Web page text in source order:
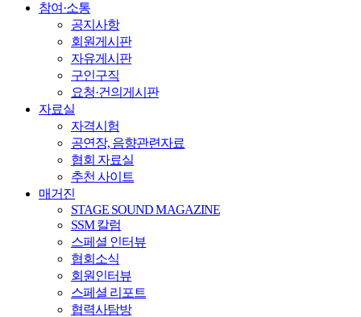
참여·소통
공지사항
회원게시판
자유게시판
구인구직
요청·건의게시판
자료실
자격시험
공연장, 음향관련자료
협회 자료실
추천 사이트
매거진
STAGE SOUND MAGAZINE
SSM 칼럼
스페셜 인터뷰
협회소식
회원인터뷰
스페셜 리포트
협력사탐방